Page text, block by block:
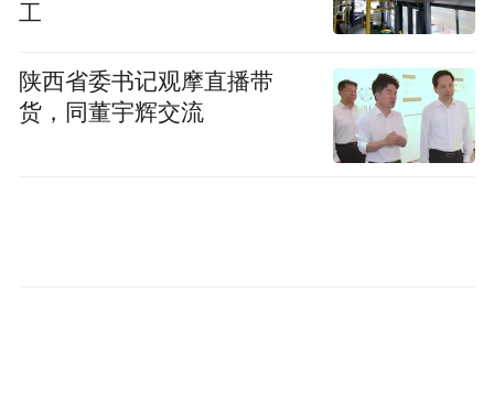
种优惠政策的消费者比不太注意这方面优惠
额多的话，这笔钱也不小哦。
工
陕西省委书记观摩直播带
货，同董宇辉交流